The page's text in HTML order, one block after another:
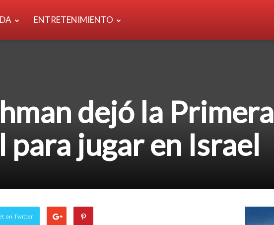
ENTRETENIMIENTO
dejó la Primera
para jugar en Israel
on Twitter